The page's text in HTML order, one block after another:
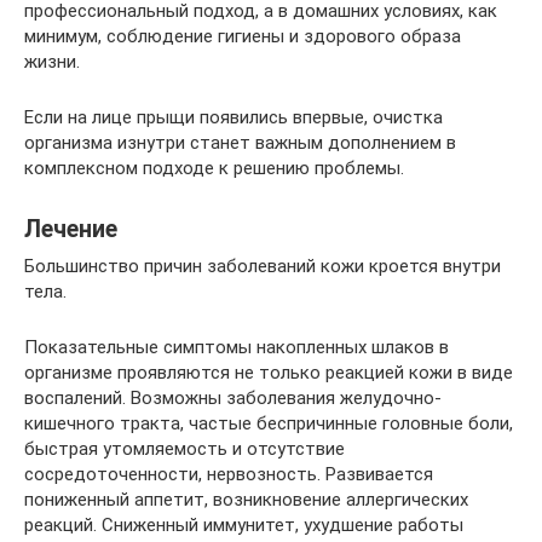
профессиональный подход, а в домашних условиях, как
минимум, соблюдение гигиены и здорового образа
жизни.
Если на лице прыщи появились впервые, очистка
организма изнутри станет важным дополнением в
комплексном подходе к решению проблемы.
Лечение
Большинство причин заболеваний кожи кроется внутри
тела.
Показательные симптомы накопленных шлаков в
организме проявляются не только реакцией кожи в виде
воспалений. Возможны заболевания желудочно-
кишечного тракта, частые беспричинные головные боли,
быстрая утомляемость и отсутствие
сосредоточенности, нервозность. Развивается
пониженный аппетит, возникновение аллергических
реакций. Сниженный иммунитет, ухудшение работы